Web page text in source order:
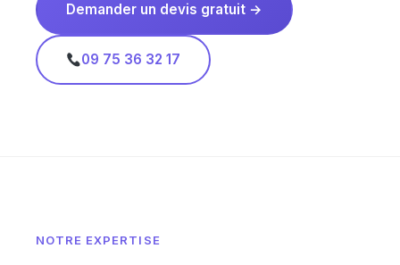
Demander un devis gratuit →
09 75 36 32 17
NOTRE EXPERTISE